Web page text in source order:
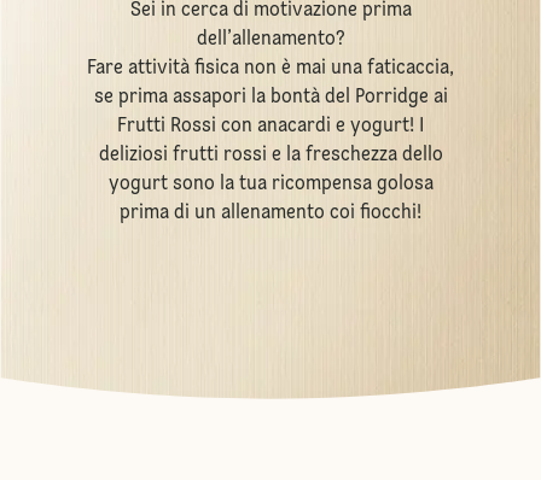
Sei in cerca di motivazione prima
dell’allenamento?
Fare attività fisica non è mai una faticaccia,
se prima assapori la bontà del Porridge ai
Frutti Rossi con anacardi e yogurt! I
deliziosi frutti rossi e la freschezza dello
yogurt sono la tua ricompensa golosa
prima di un allenamento coi fiocchi!